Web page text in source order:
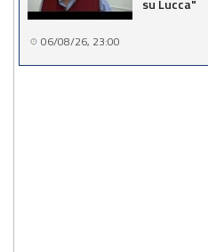
su Lucca"
06/08/26, 23:00